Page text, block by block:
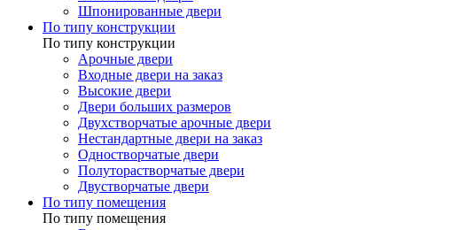
Шпонированные двери
По типу конструкции
По типу конструкции
Арочные двери
Входные двери на заказ
Высокие двери
Двери больших размеров
Двухстворчатые арочные двери
Нестандартные двери на заказ
Одностворчатые двери
Полуторастворчатые двери
Двустворчатые двери
По типу помещения
По типу помещения